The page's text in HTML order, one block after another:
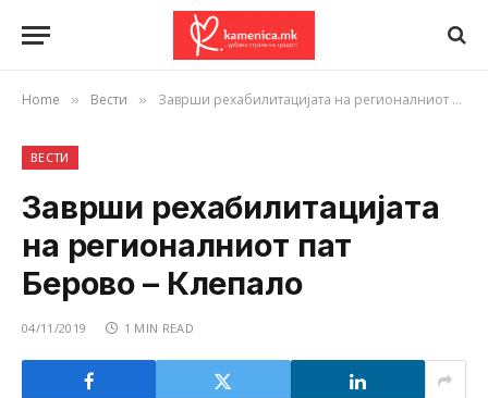
Home » Вести » Заврши рехабилитацијата на регионалниот пат Берово – Клепало
ВЕСТИ
Заврши рехабилитацијата
на регионалниот пат
Берово – Клепало
04/11/2019 1 MIN READ